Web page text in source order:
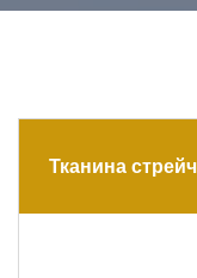
Тканина